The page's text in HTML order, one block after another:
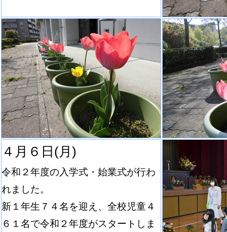
４月６日(月)
令和２年度の入学式・始業式が行わ
れました。
新１年生７４名を迎え、全校児童４
６１名で令和２年度がスタートしま